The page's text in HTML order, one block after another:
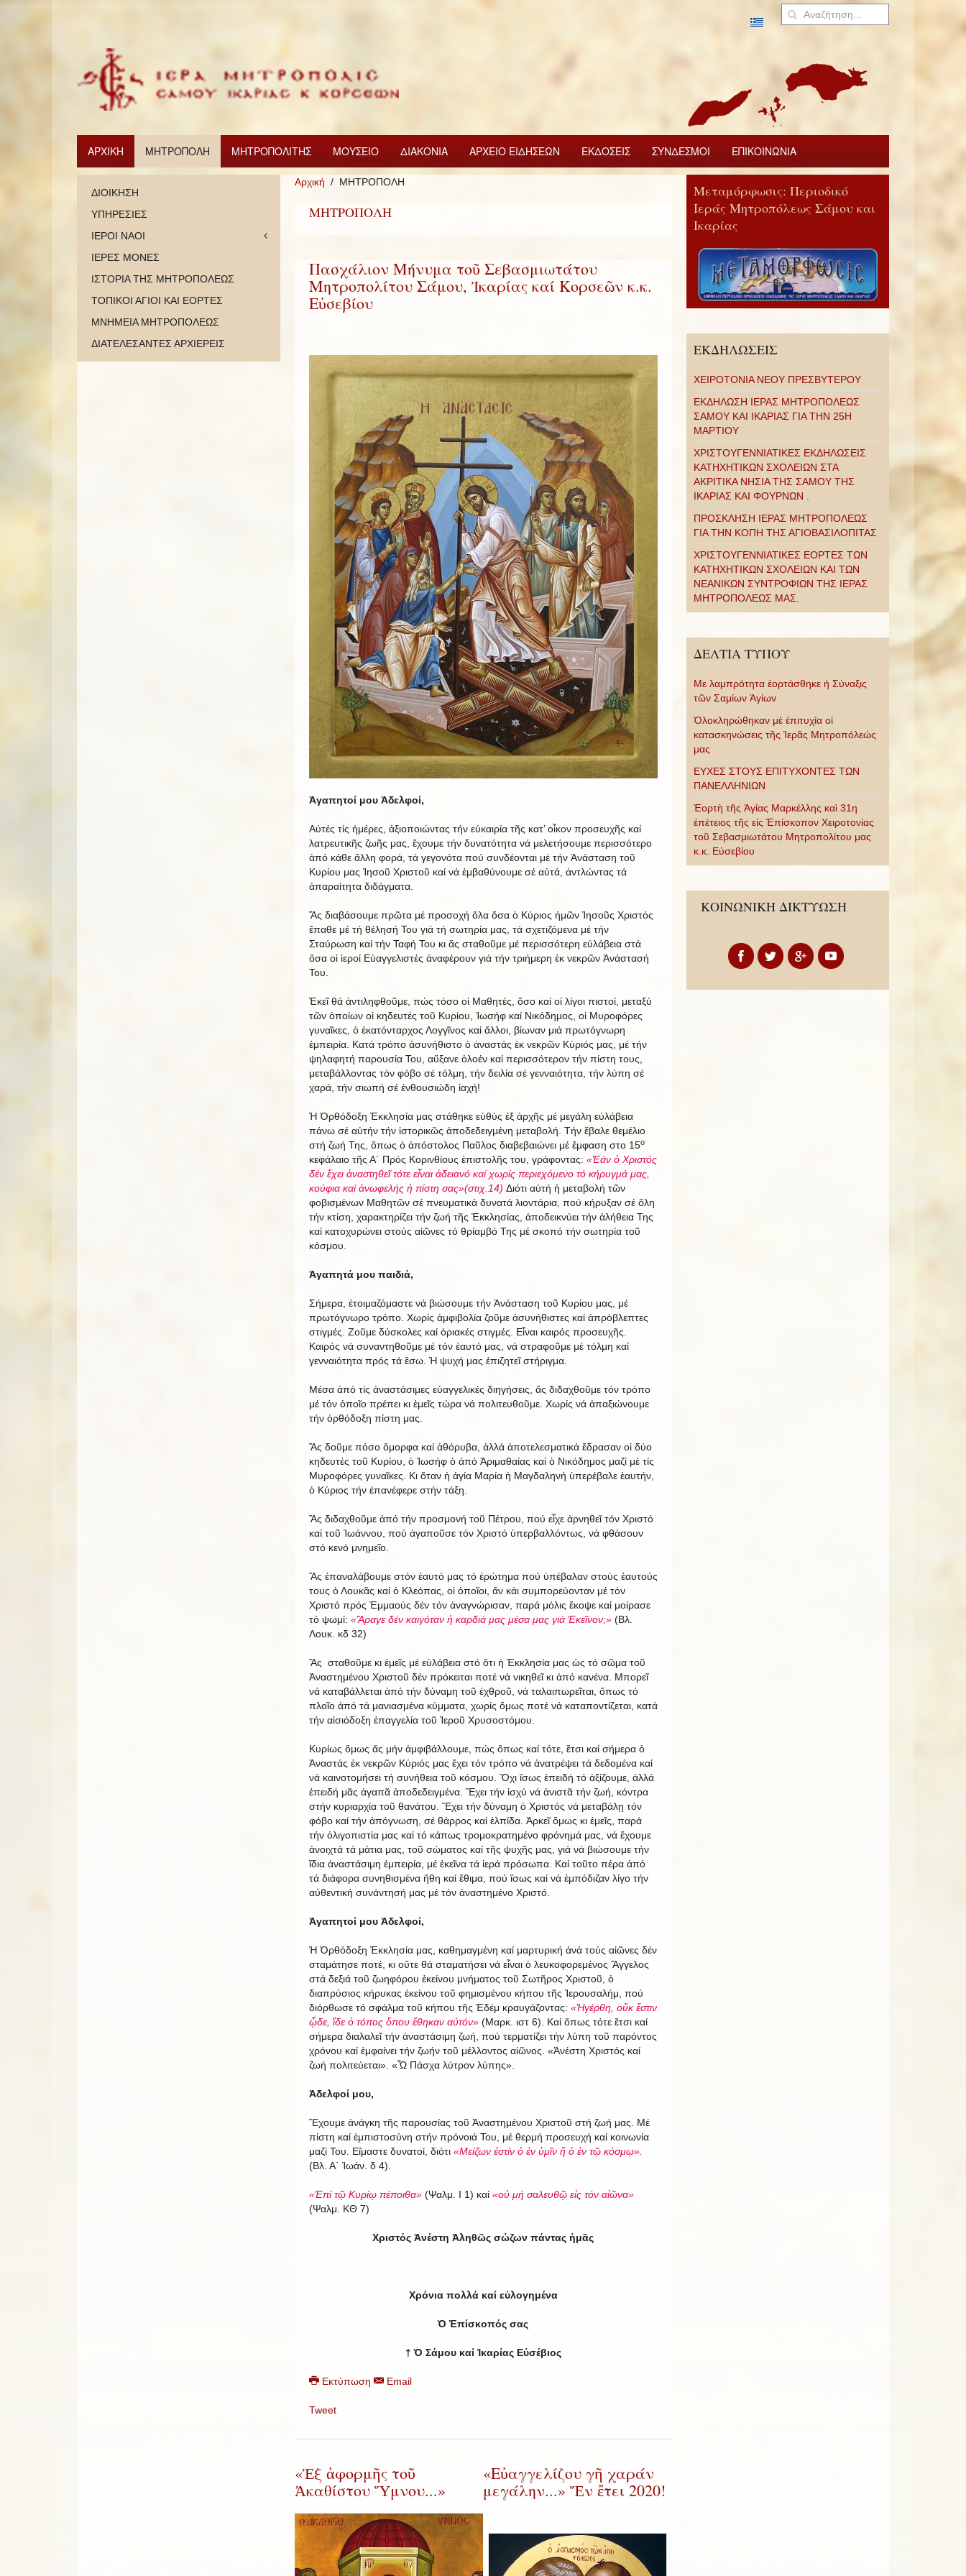
ΑΡΧΙΚΗ ΜΗΤΡΟΠΟΛΗ ΜΗΤΡΟΠΟΛΙΤΗΣ ΜΟΥΣΕΙΟ ΔΙΑΚΟΝΙΑ ΑΡΧΕΙΟ ΕΙΔΗΣΕΩΝ ΕΚΔΟΣΕΙΣ ΣΥΝΔΕΣΜΟΙ ΕΠΙΚΟΙΝΩΝΙΑ
Αρχική ΜΗΤΡΟΠΟΛΗ
ΜΗΤΡΟΠΟΛΗ
Πασχάλιον Μήνυμα τοῦ Σεβασμιωτάτου
Μητροπολίτου Σάμου, Ἰκαρίας καί Κορσεῶν κ.κ.
Εὐσεβίου
Ἀγαπητοί μου Ἀδελφοί,
Αὐτές τίς ἡμέρες, ἀξιοποιώντας τήν εὐκαιρία τῆς κατ’ οἶκον προσευχῆς καί
λατρευτικῆς ζωῆς μας, ἔχουμε τήν δυνατότητα νά μελετήσουμε περισσότερο
ἀπό κάθε ἄλλη φορά, τά γεγονότα πού συνδέονται μέ τήν Ἀνάσταση τοῦ
Κυρίου μας Ἰησοῦ Χριστοῦ καί νά ἐμβαθύνουμε σέ αὐτά, ἀντλώντας τά
ἀπαραίτητα διδάγματα.
Ἄς διαβάσουμε πρῶτα μέ προσοχή ὅλα ὅσα ὁ Κύριος ἡμῶν Ἰησοῦς Χριστός
ἔπαθε μέ τή θέλησή Του γιά τή σωτηρία μας, τά σχετιζόμενα μέ τήν
Σταύρωση καί τήν Ταφή Του κι ἄς σταθοῦμε μέ περισσότερη εὐλάβεια στά
ὅσα οἱ ἱεροί Εὐαγγελιστές ἀναφέρουν γιά τήν τριήμερη ἐκ νεκρῶν Ἀνάστασή
Του.
Ἐκεῖ θά ἀντιληφθοῦμε, πώς τόσο οἱ Μαθητές, ὅσο καί οἱ λίγοι πιστοί, μεταξύ
τῶν ὁποίων οἱ κηδευτές τοῦ Κυρίου, Ἰωσήφ καί Νικόδημος, οἱ Μυροφόρες
γυναῖκες, ὁ ἑκατόνταρχος Λογγῖνος καί ἄλλοι, βίωναν μιά πρωτόγνωρη
ἐμπειρία. Κατά τρόπο ἀσυνήθιστο ὁ ἀναστάς ἐκ νεκρῶν Κύριός μας, μέ τήν
ψηλαφητή παρουσία Του, αὔξανε ὁλοέν καί περισσότερον τήν πίστη τους,
μεταβάλλοντας τόν φόβο σέ τόλμη, τήν δειλία σέ γενναιότητα, τήν λύπη σέ
χαρά, τήν σιωπή σέ ἐνθουσιώδη ἰαχή!
Ἡ Ὀρθόδοξη Ἐκκλησία μας στάθηκε εὐθύς ἐξ ἀρχῆς μέ μεγάλη εὐλάβεια
πάνω σέ αὐτήν τήν ἱστορικῶς ἀποδεδειγμένη μεταβολή. Τήν ἔβαλε θεμέλιο
στή ζωή Της, ὅπως ὁ ἀπόστολος Παῦλος διαβεβαιώνει μέ ἔμφαση στο 15ο
κεφάλαιο τῆς Α΄ Πρός Κορινθίους ἐπιστολῆς του, γράφοντας: «Ἐάν ὁ Χριστός
δέν ἔχει ἀναστηθεῖ τότε εἶναι ἀδειανό καί χωρίς περιεχόμενο τό κήρυγμά μας,
κούφια καί ἀνωφελής ἡ πίστη σας»(στιχ.14) Διότι αὐτή ἡ μεταβολή τῶν
φοβισμένων Μαθητῶν σέ πνευματικά δυνατά λιοντάρια, πού κήρυξαν σέ ὅλη
τήν κτίση, χαρακτηρίζει τήν ζωή τῆς Ἐκκλησίας, ἀποδεικνύει τήν ἀλήθεια Της
καί κατοχυρώνει στούς αἰῶνες τό θρίαμβό Της μέ σκοπό τήν σωτηρία τοῦ
κόσμου.
Ἀγαπητά μου παιδιά,
Σήμερα, ἐτοιμαζόμαστε νά βιώσουμε τήν Ἀνάσταση τοῦ Κυρίου μας, μέ
πρωτόγνωρο τρόπο. Χωρίς ἀμφιβολία ζοῦμε ἀσυνήθιστες καί ἀπρόβλεπτες
στιγμές. Ζοῦμε δύσκολες καί ὁριακές στιγμές. Εἶναι καιρός προσευχῆς.
Καιρός νά συναντηθοῦμε μέ τόν ἑαυτό μας, νά στραφοῦμε μέ τόλμη καί
γενναιότητα πρός τά ἔσω. Ἡ ψυχή μας ἐπιζητεῖ στήριγμα.
Μέσα ἀπό τίς ἀναστάσιμες εὐαγγελικές διηγήσεις, ἄς διδαχθοῦμε τόν τρόπο
μέ τόν ὁποῖο πρέπει κι ἐμεῖς τώρα νά πολιτευθοῦμε. Χωρίς νά ἀπαξιώνουμε
τήν ὀρθόδοξη πίστη μας.
Ἄς δοῦμε πόσο ὄμορφα καί ἀθόρυβα, ἀλλά ἀποτελεσματικά ἔδρασαν οἱ δύο
κηδευτές τοῦ Κυρίου, ὁ Ἰωσήφ ὁ ἀπό Ἀριμαθαίας καί ὁ Νικόδημος μαζί μέ τίς
Μυροφόρες γυναῖκες. Κι ὅταν ἡ ἁγία Μαρία ἡ Μαγδαληνή ὑπερέβαλε ἑαυτήν,
ὁ Κύριος τήν ἐπανέφερε στήν τάξη.
Ἄς διδαχθοῦμε ἀπό τήν προσμονή τοῦ Πέτρου, πού εἶχε ἀρνηθεῖ τόν Χριστό
καί τοῦ Ἰωάννου, πού ἀγαποῦσε τόν Χριστό ὑπερβαλλόντως, νά φθάσουν
στό κενό μνημεῖο.
Ἄς ἐπαναλάβουμε στόν ἑαυτό μας τό ἐρώτημα πού ὑπέβαλαν στούς ἑαυτούς
τους ὁ Λουκᾶς καί ὁ Κλεόπας, οἱ ὁποῖοι, ἄν κάι συμπορεύονταν μέ τόν
Χριστό πρός Ἐμμαούς δέν τόν ἀναγνώρισαν, παρά μόλις ἔκοψε καί μοίρασε
τό ψωμί: «Ἄραγε δέν καιγόταν ἡ καρδιά μας μέσα μας γιά Ἐκεῖνον;»(Βλ.
Λουκ. κδ 32)
Ἄς σταθοῦμε κι ἐμεῖς μέ εὐλάβεια στό ὅτι ἡ Ἐκκλησία μας ὡς τό σῶμα τοῦ
Ἀναστημένου Χριστοῦ δέν πρόκειται ποτέ νά νικηθεῖ κι ἀπό κανένα. Μπορεῖ
νά καταβάλλεται ἀπό τήν δύναμη τοῦ ἐχθροῦ, νά ταλαιπωρεῖται, ὅπως τό
πλοῖο ἀπό τά μανιασμένα κύμματα, χωρίς ὅμως ποτέ νά καταποντίζεται, κατά
τήν αἰσιόδοξη ἐπαγγελία τοῦ Ἱεροῦ Χρυσοστόμου.
Κυρίως ὅμως ἄς μήν ἀμφιβάλλουμε, πώς ὅπως καί τότε, ἔτσι καί σήμερα ὁ
Ἀναστάς ἐκ νεκρῶν Κύριός μας ἔχει τόν τρόπο νά ἀνατρέψει τά δεδομένα καί
νά καινοτομήσει τή συνήθεια τοῦ κόσμου. Ὄχι ἴσως ἐπειδή τό ἀξίζουμε, ἀλλά
ἐπειδή μᾶς ἀγαπᾶ ἀποδεδειγμένα. Ἔχει τήν ἰσχύ νά ἀνιστᾶ τήν ζωή, κόντρα
στήν κυριαρχία τοῦ θανάτου. Ἔχει τήν δύναμη ὁ Χριστός νά μεταβάλῃ τόν
φόβο καί τήν ἀπόγνωση, σέ θάρρος καί ἐλπίδα. Ἀρκεῖ ὅμως κι ἐμεῖς, παρά
τήν ὀλιγοπιστία μας καί τό κάπως τρομοκρατημένο φρόνημά μας, νά ἔχουμε
ἀνοιχτά τά μάτια μας, τοῦ σώματος καί τῆς ψυχῆς μας, γιά νά βιώσουμε τήν
ἴδια ἀναστάσιμη ἐμπειρία, μέ ἐκεῖνα τά ἱερά πρόσωπα. Καί τοῦτο πέρα ἀπό
τά διάφορα συνηθισμένα ἤθη καί ἔθιμα, πού ἴσως καί νά ἐμπόδιζαν λίγο τήν
αὐθεντική συνάντησή μας μέ τόν ἀναστημένο Χριστό.
Ἀγαπητοί μου Ἀδελφοί,
Ἡ Ὀρθόδοξη Ἐκκλησία μας, καθημαγμένη καί μαρτυρική ἀνά τούς αἰῶνες δέν
σταμάτησε ποτέ, κι οὔτε θά σταματήσει νά εἶναι ὁ λευκοφορεμένος Ἄγγελος
στά δεξιά τοῦ ζωηφόρου ἐκείνου μνήματος τοῦ Σωτῆρος Χριστοῦ, ὁ
διαπρύσιος κήρυκας ἐκείνου τοῦ φημισμένου κήπου τῆς Ἰερουσαλήμ, πού
διόρθωσε τό σφάλμα τοῦ κήπου τῆς Ἐδέμ κραυγάζοντας: «Ἠγέρθη, οὔκ ἔστιν
ᾧδε, ἴδε ὁ τόπος ὅπου ἔθηκαν αὐτόν» (Μαρκ. ιστ 6). Καί ὅπως τότε ἔτσι καί
σήμερα διαλαλεῖ τήν ἀναστάσιμη ζωή, πού τερματίζει τήν λύπη τοῦ παρόντος
χρόνου καί ἐμφαίνει τήν ζωήν τοῦ μέλλοντος αἰῶνος. «Ἀνέστη Χριστός καί
ζωή πολιτεύεται». «Ὦ Πάσχα λύτρον λύπης».
Ἀδελφοί μου,
Ἔχουμε ἀνάγκη τῆς παρουσίας τοῦ Ἀναστημένου Χριστοῦ στή ζωή μας. Μέ
πίστη καί ἐμπιστοσύνη στήν πρόνοιά Του, μέ θερμή προσευχή καί κοινωνία
μαζί Του. Εἴμαστε δυνατοί, διότι «Μείζων ἐστίν ὁ ἐν ὑμῖν ἤ ὁ ἐν τῷ κόσμῳ».
(Βλ. Α΄ Ἰωάν. δ 4).
«Ἐπί τῷ Κυρίῳ πέποιθα» (Ψαλμ. Ι 1) καί «οὐ μή σαλευθῷ εἰς τόν αἰῶνα»
(Ψαλμ. ΚΘ 7)
Χριστός Ἀνέστη Ἀληθῶς σώζων πάντας ἡμᾶς
Χρόνια πολλά καί εὐλογημένα
Ὁ Ἐπίσκοπός σας
† Ὁ Σάμου καί Ἰκαρίας Εὐσέβιος
Εκτύπωση Email
Tweet
«Ἐξ ἀφορμῆς τοῦ
Ἀκαθίστου Ὕμνου...»
«Εὐαγγελίζου γῆ χαράν
μεγάλην...» Ἔν ἔτει 2020!
ΔΙΟΙΚΗΣΗ
ΥΠΗΡΕΣΙΕΣ
ΙΕΡΟΙ ΝΑΟΙ
ΙΕΡΕΣ ΜΟΝΕΣ
ΙΣΤΟΡΙΑ ΤΗΣ ΜΗΤΡΟΠΟΛΕΩΣ
ΤΟΠΙΚΟΙ ΑΓΙΟΙ ΚΑΙ ΕΟΡΤΕΣ
ΜΝΗΜΕΙΑ ΜΗΤΡΟΠΟΛΕΩΣ
ΔΙΑΤΕΛΕΣΑΝΤΕΣ ΑΡΧΙΕΡΕΙΣ
Μεταμόρφωσις: Περιοδικό
Ιεράς Μητροπόλεως Σάμου και
Ικαρίας
ΕΚΔΗΛΩΣΕΙΣ
ΧΕΙΡΟΤΟΝΙΑ ΝΕΟΥ ΠΡΕΣΒΥΤΕΡΟΥ
ΕΚΔΗΛΩΣΗ ΙΕΡΑΣ ΜΗΤΡΟΠΟΛΕΩΣ
ΣΑΜΟΥ ΚΑΙ ΙΚΑΡΙΑΣ ΓΙΑ ΤΗΝ 25Η
ΜΑΡΤΙΟΥ
ΧΡΙΣΤΟΥΓΕΝΝΙΑΤΙΚΕΣ ΕΚΔΗΛΩΣΕΙΣ
ΚΑΤΗΧΗΤΙΚΩΝ ΣΧΟΛΕΙΩΝ ΣΤΑ
ΑΚΡΙΤΙΚΑ ΝΗΣΙΑ ΤΗΣ ΣΑΜΟΥ ΤΗΣ
ΙΚΑΡΙΑΣ ΚΑΙ ΦΟΥΡΝΩΝ .
ΠΡΟΣΚΛΗΣΗ ΙΕΡΑΣ ΜΗΤΡΟΠΟΛΕΩΣ
ΓΙΑ ΤΗΝ ΚΟΠΗ ΤΗΣ ΑΓΙΟΒΑΣΙΛΟΠΙΤΑΣ
ΧΡΙΣΤΟΥΓΕΝΝΙΑΤΙΚΕΣ ΕΟΡΤΕΣ ΤΩΝ
ΚΑΤΗΧΗΤΙΚΩΝ ΣΧΟΛΕΙΩΝ ΚΑΙ ΤΩΝ
ΝΕΑΝΙΚΩΝ ΣΥΝΤΡΟΦΙΩΝ ΤΗΣ ΙΕΡΑΣ
ΜΗΤΡΟΠΟΛΕΩΣ ΜΑΣ.
ΔΕΛΤΙΑ ΤΥΠΟΥ
Με λαμπρότητα ἑορτάσθηκε ἡ Σύναξις
τῶν Σαμίων Ἁγίων
Ὁλοκληρώθηκαν μὲ ἐπιτυχία οἱ
κατασκηνώσεις τῆς Ἱερᾶς Μητροπόλεώς
μας
ΕΥΧΕΣ ΣΤΟΥΣ ΕΠΙΤΥΧΟΝΤΕΣ ΤΩΝ
ΠΑΝΕΛΛΗΝΙΩΝ
Ἑορτὴ τῆς Ἁγίας Μαρκέλλης καὶ 31η
ἐπέτειος τῆς εἰς Ἐπίσκοπον Χειροτονίας
τοῦ Σεβασμιωτάτου Μητροπολίτου μας
κ.κ. Εὐσεβίου
ΚΟΙΝΩΝΙΚΗ ΔΙΚΤΥΩΣΗ